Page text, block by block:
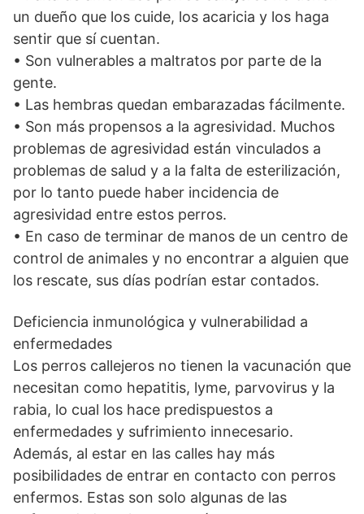
un dueño que los cuide, los acaricia y los haga
sentir que sí cuentan.
• Son vulnerables a maltratos por parte de la
gente.
• Las hembras quedan embarazadas fácilmente.
• Son más propensos a la agresividad. Muchos
problemas de agresividad están vinculados a
problemas de salud y a la falta de esterilización,
por lo tanto puede haber incidencia de
agresividad entre estos perros.
• En caso de terminar de manos de un centro de
control de animales y no encontrar a alguien que
los rescate, sus días podrían estar contados.
Deficiencia inmunológica y vulnerabilidad a
enfermedades
Los perros callejeros no tienen la vacunación que
necesitan como hepatitis, lyme, parvovirus y la
rabia, lo cual los hace predispuestos a
enfermedades y sufrimiento innecesario.
Además, al estar en las calles hay más
posibilidades de entrar en contacto con perros
enfermos. Estas son solo algunas de las